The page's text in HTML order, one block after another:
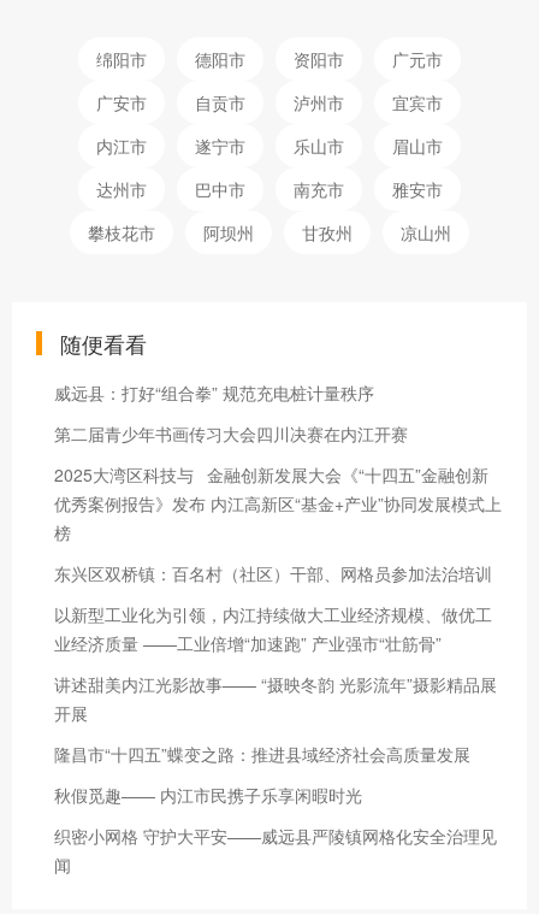
绵阳市 德阳市 资阳市
广元市
广安市
自贡市 泸州市
宜宾市
内江市
遂宁市 乐山市
眉山市
达州市
巴中市 南充市
雅安市
攀枝花市
阿坝州 甘孜州 凉山州
随便看看
威远县：打好“组合拳” 规范充电桩计量秩序
第二届青少年书画传习大会四川决赛在内江开赛
2025大湾区科技与 金融创新发展大会《“十四五”金融创新
优秀案例报告》发布 内江高新区“基金+产业”协同发展模式上
榜
东兴区双桥镇：百名村（社区）干部、网格员参加法治培训
以新型工业化为引领，内江持续做大工业经济规模、做优工
业经济质量 ——工业倍增“加速跑” 产业强市“壮筋骨”
讲述甜美内江光影故事—— “摄映冬韵 光影流年”摄影精品展
开展
隆昌市“十四五”蝶变之路：推进县域经济社会高质量发展
秋假觅趣—— 内江市民携子乐享闲暇时光
织密小网格 守护大平安——威远县严陵镇网格化安全治理见
闻